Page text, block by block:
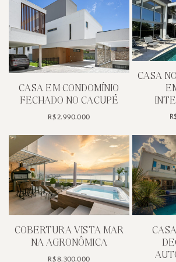
COBERTURA DUPLEX COM
VISTA PARA O MAR EM
JURERÊ INTERNACIONAL
R$ 6.800.000